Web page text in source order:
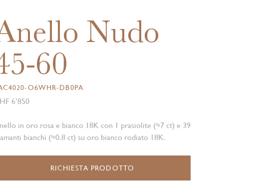
Nudo
60
O6WHR-DB0PA
6’850
in oro rosa e bianco 18K con 1 prasiolite (≈7 ct) e 39
bianchi (≈0.8 ct) su oro bianco rodiato 18K.
RICHIESTA PRODOTTO